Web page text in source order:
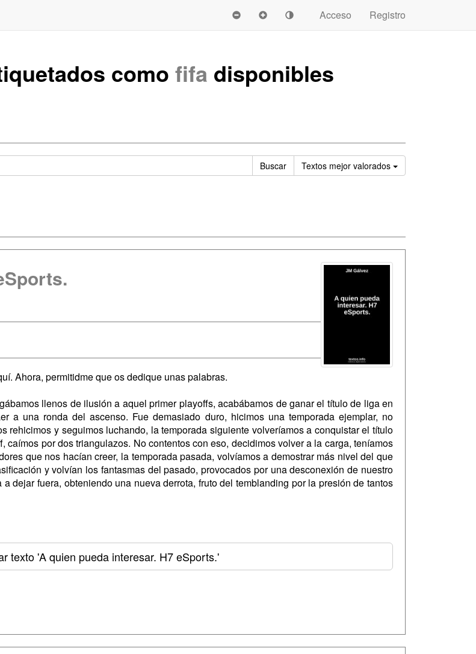
Acceso
Registro
como fifa disponibles
Buscar Textos mejor valorados Ordenar
Ahora, permitidme que os dedique unas palabras.
llenos de ilusión a aquel primer playoffs, acabábamos de ganar el título de liga en
a una ronda del ascenso. Fue demasiado duro, hicimos una temporada ejemplar, no
rehicimos y seguimos luchando, la temporada siguiente volveríamos a conquistar el título
por dos triangulazos. No contentos con eso, decidimos volver a la carga, teníamos
que nos hacían creer, la temporada pasada, volvíamos a demostrar más nivel del que
y volvían los fantasmas del pasado, provocados por una desconexión de nuestro
dejar fuera, obteniendo una nueva derrota, fruto del temblanding por la presión de tantos
texto'A quien pueda interesar. H7 eSports.'